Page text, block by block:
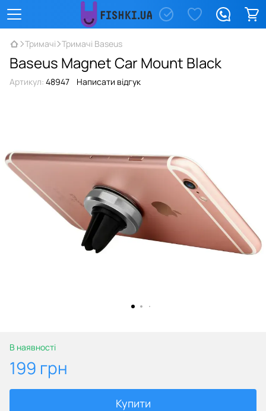
Тримачі Тримачі Baseus
Baseus Magnet Car Mount Black
Артикул: 48947 Написати відгук
В наявності
199 грн
Купити